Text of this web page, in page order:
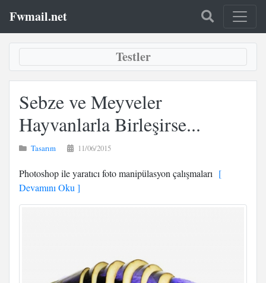
Fwmail.net
Testler
Sebze ve Meyveler
Hayvanlarla Birleşirse...
Tasarım 11/06/2015
Photoshop ile yaratıcı foto manipülasyon çalışmaları [
Devamını Oku ]